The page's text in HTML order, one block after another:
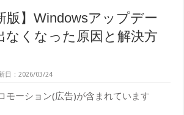
版】Windowsアップデー
なくなった原因と解決方
日：2026/03/24
モーション(広告)が含まれています